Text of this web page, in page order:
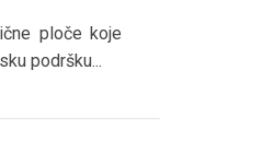
ploče koje
podršku...